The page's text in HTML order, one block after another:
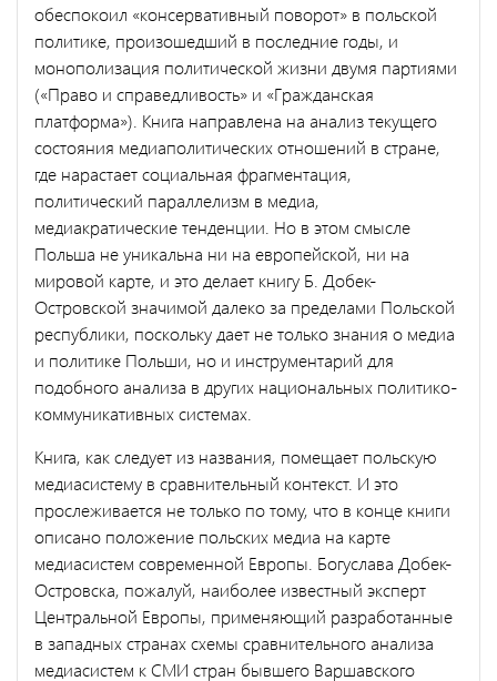
обеспокоил «консервативный поворот» в польской
политике, произошедший в последние годы, и
монополизация политической жизни двумя партиями
(«Право и справедливость» и «Гражданская
платформа»). Книга направлена на анализ текущего
состояния медиаполитических отношений в стране,
где нарастает социальная фрагментация,
политический параллелизм в медиа,
медиакратические тенденции. Но в этом смысле
Польша не уникальна ни на европейской, ни на
мировой карте, и это делает книгу Б. Добек-
Островской значимой далеко за пределами Польской
республики, поскольку дает не только знания о медиа
и политике Польши, но и инструментарий для
подобного анализа в других национальных политико-
коммуникативных системах.
Книга, как следует из названия, помещает польскую
медиасистему в сравнительный контекст. И это
прослеживается не только по тому, что в конце книги
описано положение польских медиа на карте
медиасистем современной Европы. Богуслава Добек-
Островска, пожалуй, наиболее известный эксперт
Центральной Европы, применяющий разработанные
в западных странах схемы сравнительного анализа
медиасистем к СМИ стран бывшего Варшавского